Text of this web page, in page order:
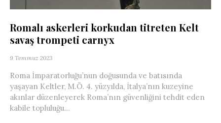
Romalı askerleri korkudan titreten Kelt
savaş trompeti carnyx
9 Temmuz 2023
Roma İmparatorluğu’nun doğusunda ve batısında
yaşayan Keltler, M.Ö. 4. yüzyılda, İtalya’nın kuzeyine
akınlar düzenleyerek Roma’nın güvenliğini tehdit eden
kabile topluluğu...